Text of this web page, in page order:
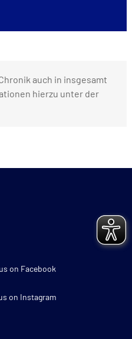
auch in insgesamt
hierzu unter der
on Facebook
on Instagram